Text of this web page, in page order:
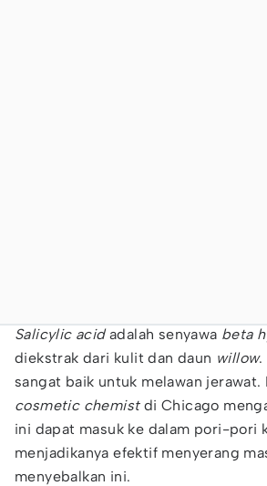
Salicylic acidadalah senyawa beta
diekstrak dari kulit dan daun willow.
sangat baik untuk melawan jerawat.
cosmetic chemistdi Chicago
ini dapat masuk ke dalam pori-pori
menjadikanya efektif menyerang
menyebalkan ini.